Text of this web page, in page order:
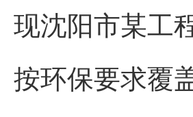
现沈阳市某工
按环保要求覆